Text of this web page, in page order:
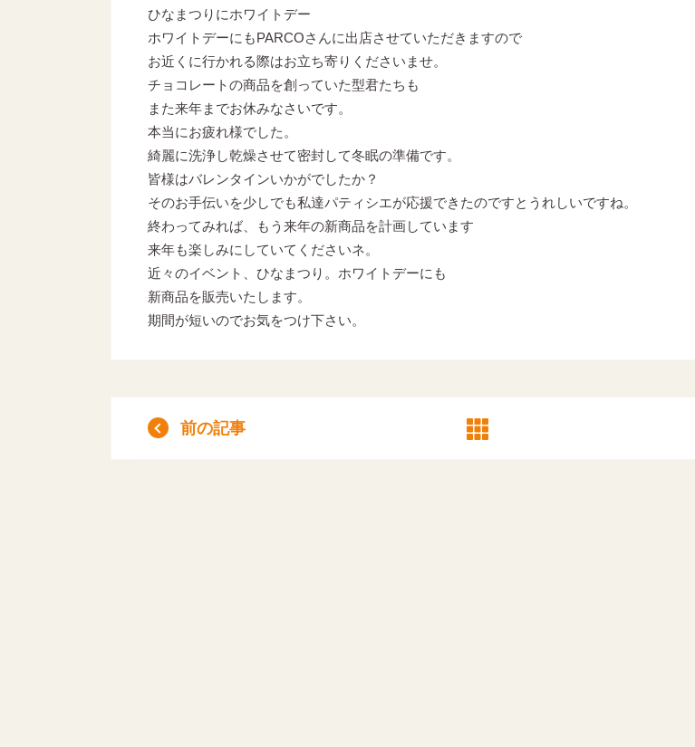
ひなまつりにホワイトデー
ホワイトデーにもPARCOさんに出店させていただきますので
お近くに行かれる際はお立ち寄りくださいませ。
チョコレートの商品を創っていた型君たちも
また来年までお休みなさいです。
本当にお疲れ様でした。
綺麗に洗浄し乾燥させて密封して冬眠の準備です。
皆様はバレンタインいかがでしたか？
そのお手伝いを少しでも私達パティシエが応援できたのですとうれしいですね。
終わってみれば、もう来年の新商品を計画しています
来年も楽しみにしていてくださいネ。
近々のイベント、ひなまつり。ホワイトデーにも
新商品を販売いたします。
期間が短いのでお気をつけ下さい。
前の記事